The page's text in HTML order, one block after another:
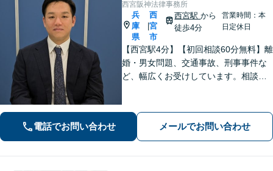
西宮阪神法律事務所
兵
庫
県
西
宮
市
西宮駅から
徒歩4分
営業時間：本
日定休日
【西宮駅4分】【初回相談60分無料】離
婚・男女問題、交通事故、刑事事件な
ど、幅広くお受けしています。相談者
を心がけています。ぜひご相談くださ
い。【休日・夜間面談可】【WEB面談
可】
電話でお問い合わせ メールでお問い合わせ